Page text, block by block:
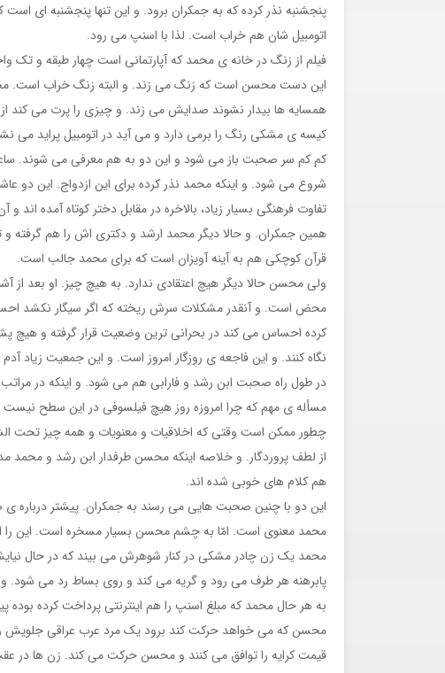
پنجشنبه نذر کرده که به جمکران برود. و این تنها پنجشنبه ای
اتومبیل شان هم خراب است. لذا با اسنپ می رود.
فیلم از زنگ در خانه ی محمد که آپارتمانی است چهار طبقه و تک
این دست محسن است که زنگ می زند. و البته زنگ خراب است.
همسایه ها بیدار نشوند صدایش می زند. و چیزی را پرت می کند
کیسه ی مشکی رنگ را برمی دارد و می آید در اتومبیل پراید می
کم کم سر صحبت باز می شود و این دو به هم معرفی می شوند.
شروع می شود. و اینکه محمد نذر کرده برای این ازدواج. این دو
تفاوت فرهنگی بسیار زیاد، بالاخره در مقابل دختر کوتاه آمده
همین جمکران. و حالا دیگر محمد ارشد و دکتری اش را هم گرفته
قرآن کوچکی هم به آینه آویزان است که برای محمد جالب است.
ولی محسن حالا دیگر هیچ اعتقادی ندارد. به هیچ چیز. او بعد از
محض است. و آنقدر مشکلات سرش ریخته که اگر سیگار نکشد
کرده احساس می کند در بحرانی ترین وضعیت قرار گرفته و هیچ
نگاه کنند. و این فاجعه ی روزگار امروز است. و این جمعیت زیاد
در طول راه صحبت ابن رشد و فارابی هم می شود. و اینکه در مراتب
مسأله ی مهم که چرا امروزه روز هیچ فیلسوفی در این سطح نیست و
چطور ممکن است وقتی که اخلاقیات و معنویات و همه چیز تحت
از لطف پروردگار. و خلاصه اینکه محسن طرفدار ابن رشد و
هم کلام های خوبی شده اند.
این دو با چنین صحبت هایی می رسند به جمکران. پیشتر
محمد معنوی است. امّا به چشم محسن بسیار مسخره است. این را
محمد یک زن چادر مشکی در کنار شوهرش می بیند که در حال
پابرهنه هر طرف می رود و گریه می کند و روی بساط رد می شود. و
به هر حال محمد که مبلغ اسنپ را هم اینترنتی پرداخت کرده
محسن که می خواهد حرکت کند برود یک مرد عرب عراقی جلویش
قیمت کرایه را توافق می کنند و محسن حرکت می کند. زن ها در